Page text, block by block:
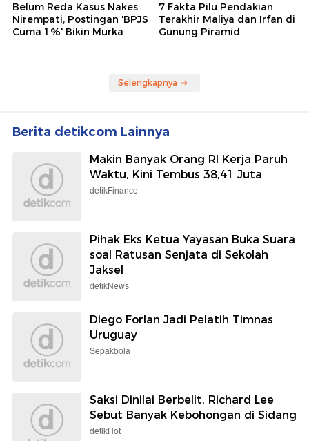
Belum Reda Kasus Nakes
Nirempati, Postingan 'BPJS
Cuma 1%' Bikin Murka
7 Fakta Pilu Pendakian
Terakhir Maliya dan Irfan di
Gunung Piramid
Selengkapnya
Berita detikcom Lainnya
Makin Banyak Orang RI Kerja Paruh
Waktu, Kini Tembus 38,41 Juta
detikFinance
Pihak Eks Ketua Yayasan Buka Suara
soal Ratusan Senjata di Sekolah
Jaksel
detikNews
Diego Forlan Jadi Pelatih Timnas
Uruguay
Sepakbola
Saksi Dinilai Berbelit, Richard Lee
Sebut Banyak Kebohongan di Sidang
detikHot